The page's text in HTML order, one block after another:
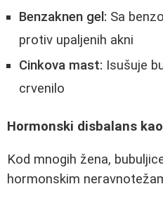
Benzaknen gel: Sa
protiv upaljenih akni
Cinkova mast: Isušuje
crvenilo
Hormonski disbalans
Kod mnogih žena,
hormonskim